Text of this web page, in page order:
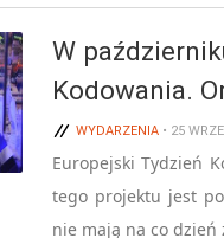
W
Kodowania.
WYDARZENIA• 25
Europejski Tydzień
tego projektu jest
nie mają na co dzień